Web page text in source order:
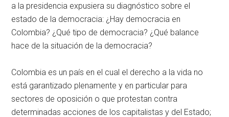
a la presidencia expusiera su diagnóstico sobre el
estado de la democracia: ¿Hay democracia en
Colombia? ¿Qué tipo de democracia? ¿Qué balance
hace de la situación de la democracia?
Colombia es un país en el cual el derecho a la vida no
está garantizado plenamente y en particular para
sectores de oposición o que protestan contra
determinadas acciones de los capitalistas y del Estado;